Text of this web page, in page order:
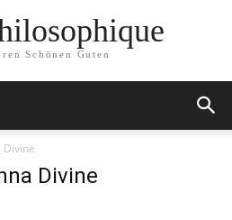
Schönen Guten
Divine
Divine